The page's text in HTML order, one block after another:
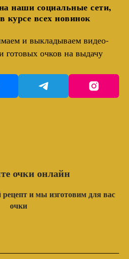
наши социальные сети,
курсе всех новинок
и выкладываем видео-
готовых очков на выдачу
очки онлайн
и мы изготовим для вас
очки